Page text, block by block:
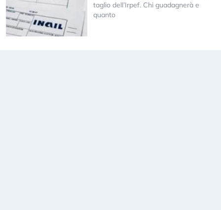
taglio dell’Irpef. Chi guadagnerà e
quanto